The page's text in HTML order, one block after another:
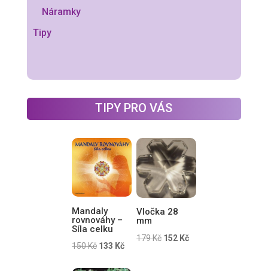
Náramky
Tipy
TIPY PRO VÁS
Mandaly
rovnováhy –
Síla celku
150Kč Původní
133 KčAktuální
Vločka 28
mm
179Kč Původní
152 KčAktuální